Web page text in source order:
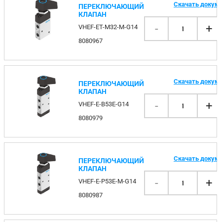
ПЕРЕКЛЮЧАЮЩИЙ
КЛАПАН
VHEF-ET-M32-M-G14
8080967
Скачать
- 1 +
ПЕРЕКЛЮЧАЮЩИЙ
КЛАПАН
VHEF-E-B53E-G14
8080979
Скачать
- 1 +
ПЕРЕКЛЮЧАЮЩИЙ
КЛАПАН
VHEF-E-P53E-M-G14
8080987
Скачать
- 1 +